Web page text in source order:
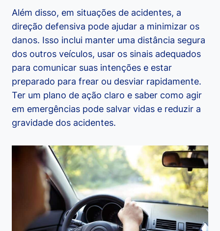
Além disso, em situações de acidentes, a
direção defensiva pode ajudar a minimizar os
danos. Isso inclui manter uma distância segura
dos outros veículos, usar os sinais adequados
para comunicar suas intenções e estar
preparado para frear ou desviar rapidamente.
Ter um plano de ação claro e saber como agir
em emergências pode salvar vidas e reduzir a
gravidade dos acidentes.